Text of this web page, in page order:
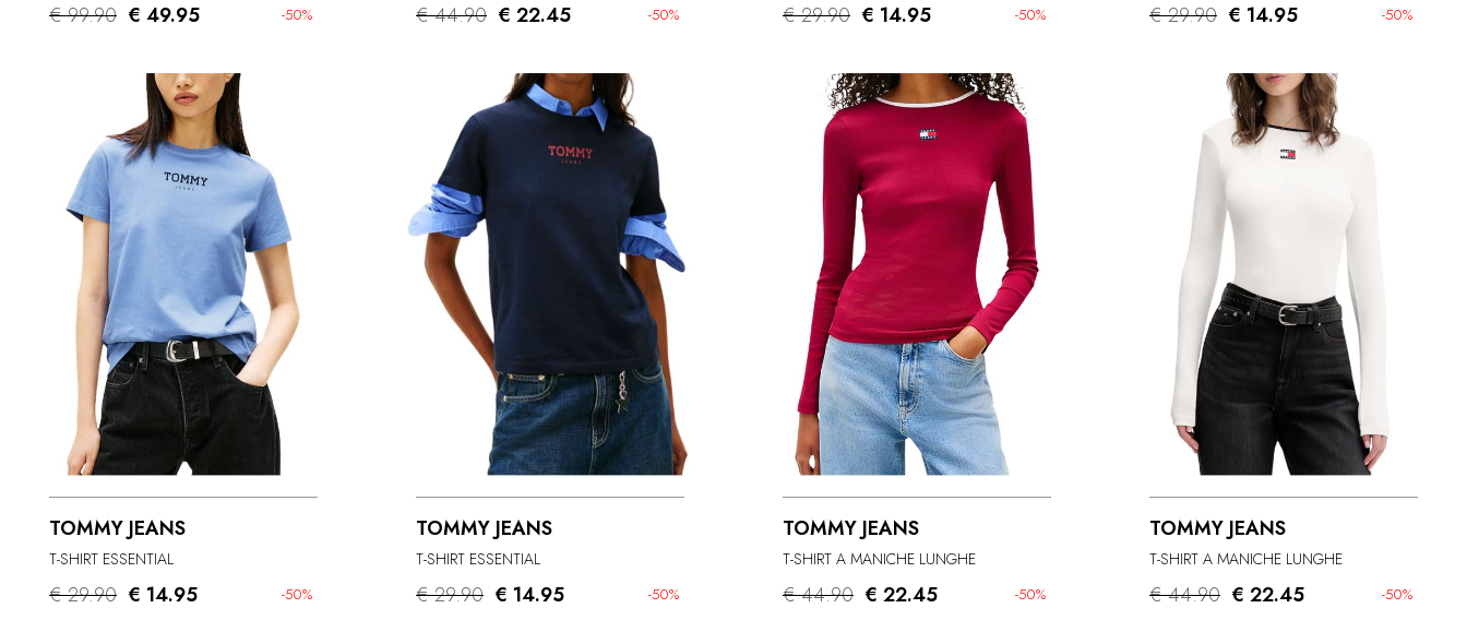
€ 99.90 -50%
€ 49.95 € 44.90 -50%
€ 22.45 € 29.90 -50%
€ 14.95 € 29.90 -50%
€ 14.95
TOMMY JEANS
T-SHIRT ESSENTIAL
€ 29.90 -50%
€ 14.95
TOMMY JEANS
T-SHIRT ESSENTIAL
€ 29.90 -50%
€ 14.95
TOMMY JEANS
T-SHIRT A MANICHE LUNGHE
€ 44.90 -50%
€ 22.45
TOMMY JEANS
T-SHIRT A MANICHE LUNGHE
€ 44.90 -50%
€ 22.45